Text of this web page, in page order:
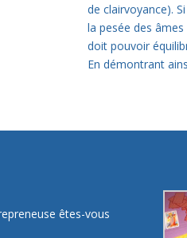
de clairvoyance).
la pesée des
doit pouvoir
En démontrant
êtes-vous